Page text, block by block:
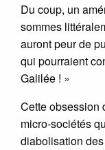
Du coup, un
sommes
auront peur de
qui pourraient
Galilée ! »
Cette obsession
micro-sociétés
diabolisation